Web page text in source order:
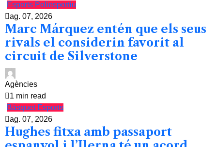
Esports Poliesportiu
ag. 07, 2026
Marc Márquez entén que els seus
rivals el considerin favorit al
circuit de Silverstone
Agències
1 min read
Bàsquet Esports
ag. 07, 2026
Hughes fitxa amb passaport